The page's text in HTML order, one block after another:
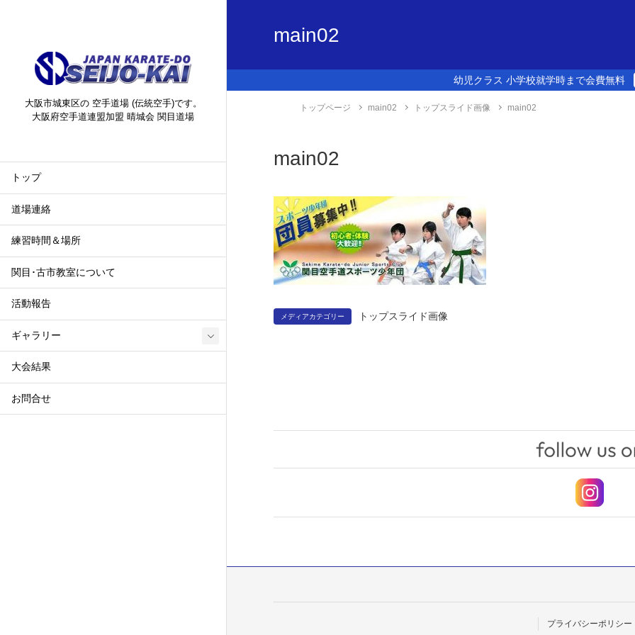
大阪市城東区の 空手道場 (伝統空手)です。
大阪府空手道連盟加盟 晴城会 関目道場
トップ
道場連絡
練習時間＆場所
関目･古市教室について
活動報告
ギャラリー
大会結果
お問合せ
main02
幼児クラス 小学校就学時まで会費無料
トップページ main02 トップスライド画像 main02
main02
メディアカテゴリー トップスライド画像
プライバシーポリシー